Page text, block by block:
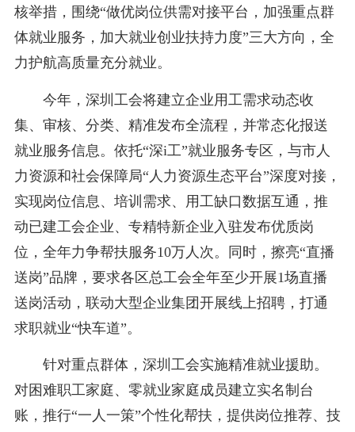
核举措，围绕“做优岗位供需对接平台，加强重点群
体就业服务，加大就业创业扶持力度”三大方向，全
力护航高质量充分就业。
今年，深圳工会将建立企业用工需求动态收
集、审核、分类、精准发布全流程，并常态化报送
就业服务信息。依托“深i工”就业服务专区，与市人
力资源和社会保障局“人力资源生态平台”深度对接，
实现岗位信息、培训需求、用工缺口数据互通，推
动已建工会企业、专精特新企业入驻发布优质岗
位，全年力争帮扶服务10万人次。同时，擦亮“直播
送岗”品牌，要求各区总工会全年至少开展1场直播
送岗活动，联动大型企业集团开展线上招聘，打通
求职就业“快车道”。
针对重点群体，深圳工会实施精准就业援助。
对困难职工家庭、零就业家庭成员建立实名制台
账，推行“一人一策”个性化帮扶，提供岗位推荐、技